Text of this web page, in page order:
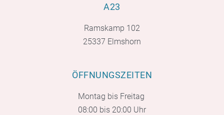
A23
Ramskamp 102
25337 Elmshorn
ÖFFNUNGSZEITEN
Montag bis Freitag
08:00 bis 20:00 Uhr